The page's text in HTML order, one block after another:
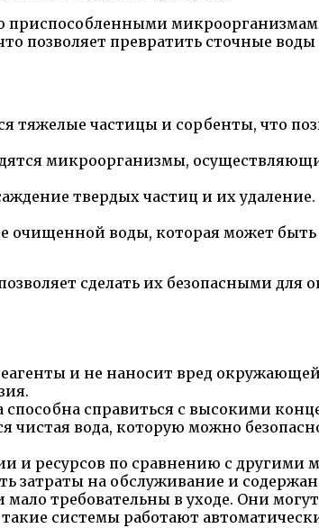
приспособленными
позволяет превратить сточные воды
тяжелые частицы и сорбенты, что
микроорганизмы,
твердых частиц и их
воды, которая может быть
сделать их безопасными для
и не наносит вред
способна справиться с высокими
чистая вода, которую можно
и ресурсов по сравнению с другими
затраты на обслуживание и
требовательны в уходе. Они
системы работают